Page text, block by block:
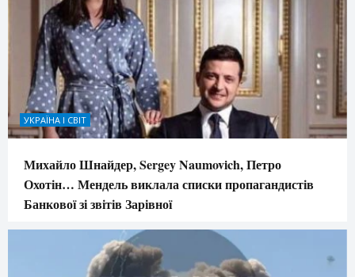
УКРАЇНА І СВІТ
Михайло Шнайдер, Sergey Naumovich, Петро
Охотін… Мендель виклала списки пропагандистів
Банкової зі звітів Зарівної